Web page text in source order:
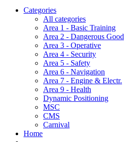
Categories
All categories
Area 1 - Basic Training
Area 2 - Dangerous Good
Area 3 - Operative
Area 4 - Security
Area 5 - Safety
Area 6 - Navigation
Area 7 - Engine & Electr.
Area 9 - Health
Dynamic Positioning
MSC
CMS
Carnival
Home